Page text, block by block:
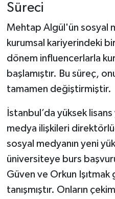
Süreci
Mehtap Algül'ün sosyal
kurumsal kariyerindeki
dönem influencerlarla
başlamıştır. Bu süreç,
tamamen değiştirmiştir.
İstanbul’da yüksek
medya ilişkileri
sosyal medyanın yeni
üniversiteye burs
Güven ve Orkun
tanışmıştır. Onların